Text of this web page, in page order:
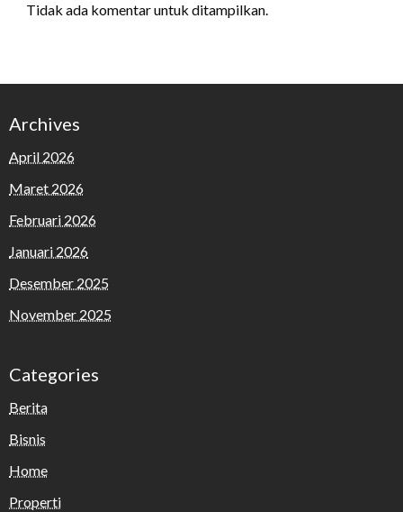
Tidak ada komentar untuk ditampilkan.
Archives
April 2026
Maret 2026
Februari 2026
Januari 2026
Desember 2025
November 2025
Categories
Berita
Bisnis
Home
Properti